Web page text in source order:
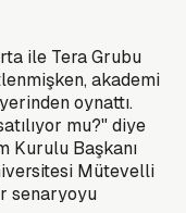
ile Tera Grubu
akademi
oynattı.
mu?" diye
Kurulu Başkanı
Mütevelli
senaryoyu